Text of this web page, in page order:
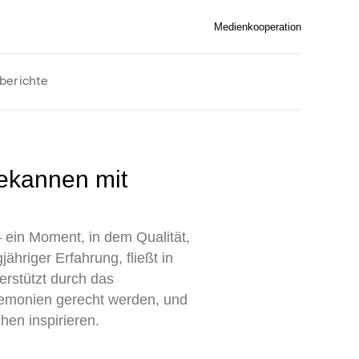
Medienkooperation
Moment, in dem Qualität,
Erfahrung, fließt in
durch das
gerecht werden, und
inspirieren.